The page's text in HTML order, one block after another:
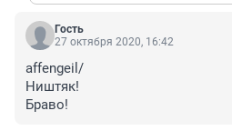
Гость
27 октября 2020, 16:42
affengeil/
Ништяк!
Браво!